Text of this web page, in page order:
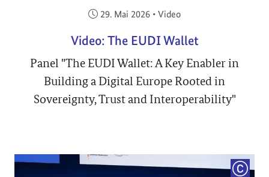
Veröffentlicht am:
29. Mai 2026 • Video
Video: The EUDI Wallet
Panel "The EUDI Wallet: A Key Enabler in
Building a Digital Europe Rooted in
Sovereignty, Trust and Interoperability"